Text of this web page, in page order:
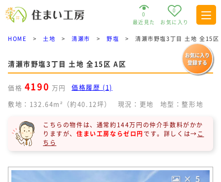
0
最近見た
0
お気に入り
HOME > 土地 > 清瀬市 > 野塩 > 清瀬市野塩3丁目 土地 全15区
清瀬市野塩3丁目 土地 全15区 A区
お気に入り
登録する
価格 4190 万円
価格履歴 (1)
敷地：132.64m²（約40.12坪）
現況：更地 地型：整形地
こちらの物件は、通常約144万円の仲介手数料がかか
りますが、住まい工房ならゼロ円 です。 詳しくは→ こ
ちら
× 5